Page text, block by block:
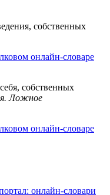
собственных
онлайн-словаре
собственных
Ложное
онлайн-словаре
онлайн-словари